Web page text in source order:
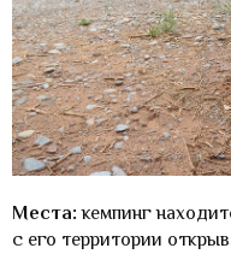
Места:кемпинг
с его территории